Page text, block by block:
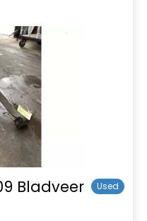
Bladveer
Used